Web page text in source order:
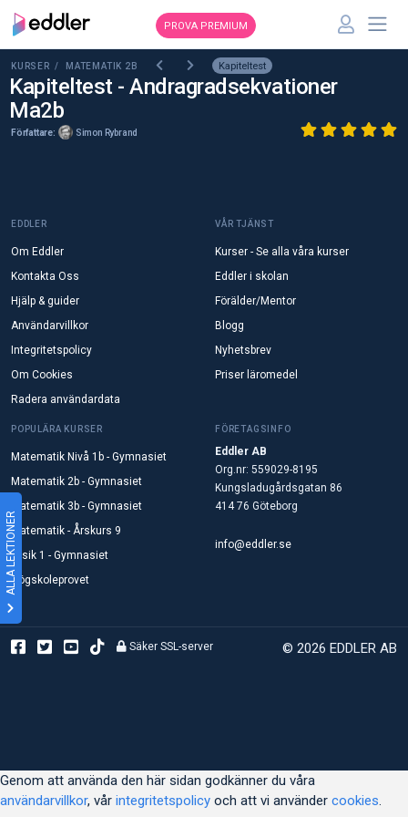
ALLA LEKTIONER
PROVA PREMIUM
KURSER / MATEMATIK 2B Kapiteltest
Kapiteltest - Andragradsekvationer
Ma2b
Författare: Simon Rybrand
EDDLER
Om Eddler
Kontakta Oss
Hjälp & guider
Användarvillkor
Integritetspolicy
Om Cookies
Radera användardata
VÅR TJÄNST
Kurser - Se alla våra kurser
Eddler i skolan
Förälder/Mentor
Blogg
Nyhetsbrev
Priser läromedel
POPULÄRA KURSER
Matematik Nivå 1b - Gymnasiet
Matematik 2b - Gymnasiet
Matematik 3b - Gymnasiet
Matematik - Årskurs 9
Fysik 1 - Gymnasiet
Högskoleprovet
FÖRETAGSINFO
Eddler AB
Org.nr: 559029-8195
Kungsladugårdsgatan 86
414 76 Göteborg
info@eddler.se
© 2026 EDDLER AB
Säker SSL-server
Genom att använda den här sidan godkänner du våra
användarvillkor, vår integritetspolicy och att vi använder cookies.